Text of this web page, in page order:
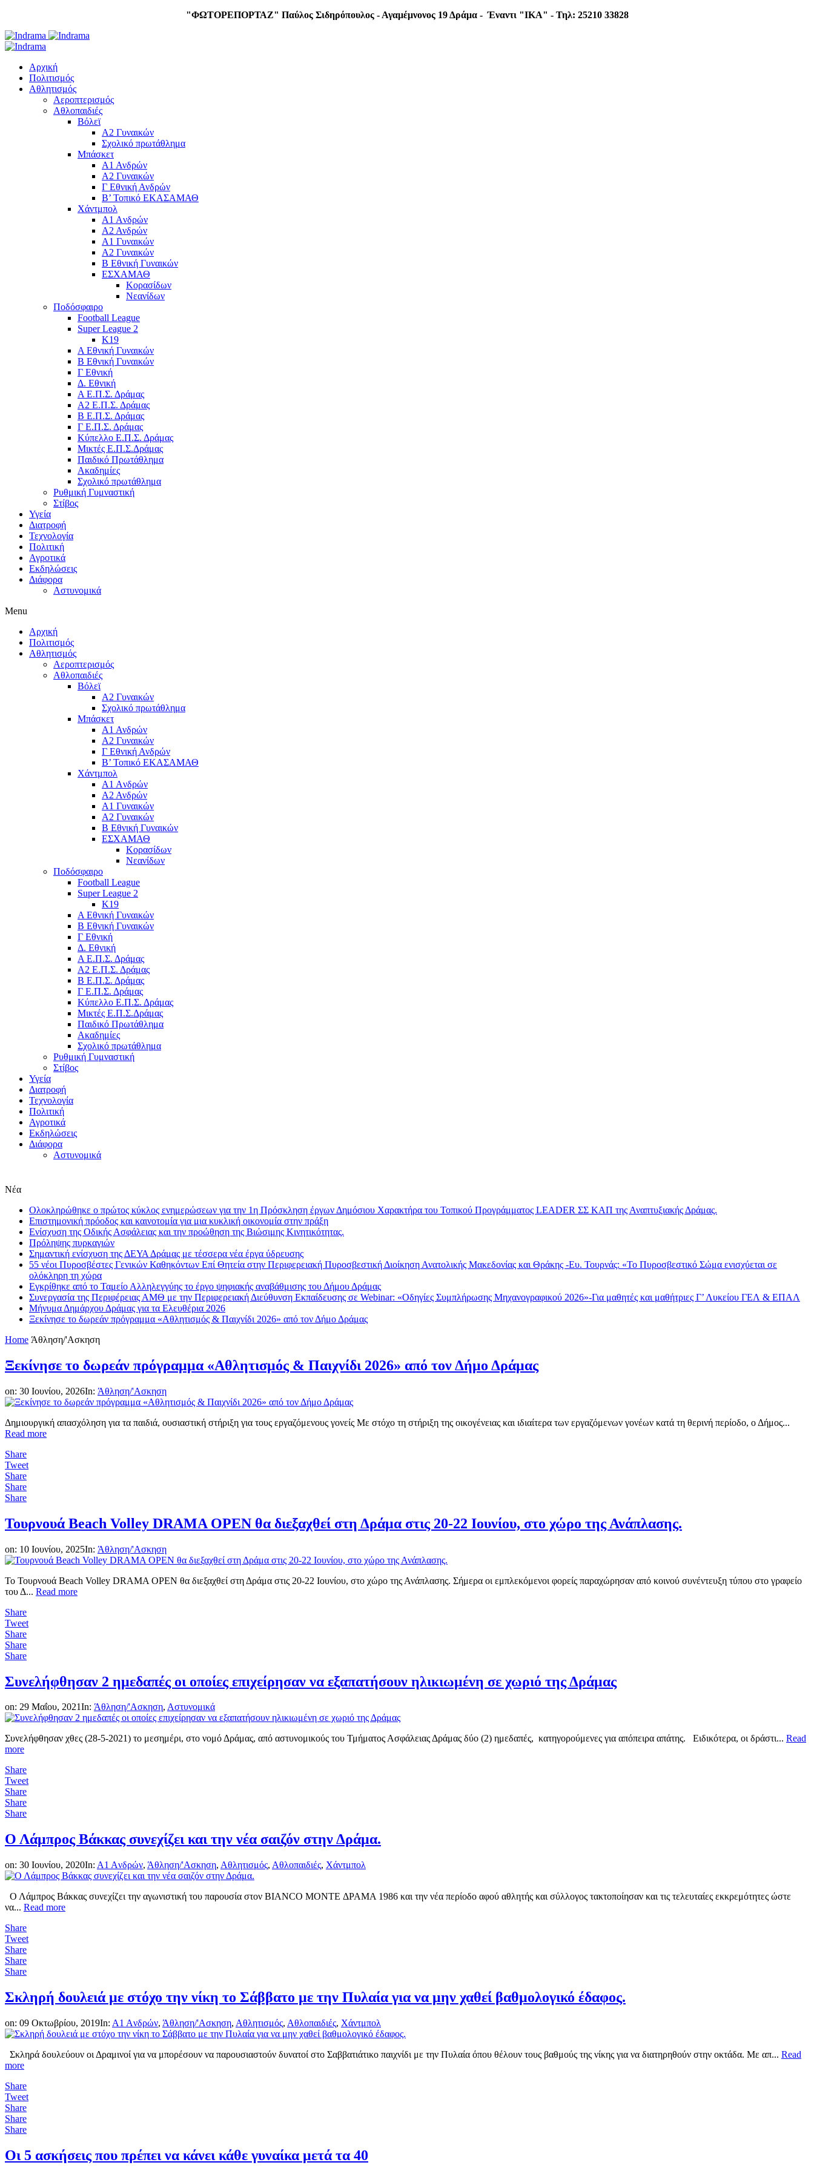
"ΦΩΤΟΡΕΠΟΡΤΑΖ" Παύλος Σιδηρόπουλος - Αγαμέμνονος 19 Δράμα - Έναντι "IKA" - Τηλ: 25210 33828
Αρχική
Πολιτισμός
Αθλητισμός
Αεροπτερισμός
Αθλοπαιδιές
Βόλεϊ
Α2 Γυναικών
Σχολικό πρωτάθλημα
Μπάσκετ
Α1 Ανδρών
Α2 Γυναικών
Γ Εθνική Ανδρών
Β’ Τοπικό ΕΚΑΣΑΜΑΘ
Χάντμπολ
A1 Aνδρών
Α2 Ανδρών
Α1 Γυναικών
Α2 Γυναικών
Β Εθνική Γυναικών
ΕΣΧΑΜΑΘ
Κορασίδων
Νεανίδων
Ποδόσφαιρο
Football League
Super League 2
Κ19
A Εθνική Γυναικών
Β Εθνική Γυναικών
Γ Εθνική
Δ. Εθνική
Α Ε.Π.Σ. Δράμας
Α2 Ε.Π.Σ. Δράμας
Β Ε.Π.Σ. Δράμας
Γ Ε.Π.Σ. Δράμας
Κύπελλο Ε.Π.Σ. Δράμας
Μικτές Ε.Π.Σ.Δράμας
Παιδικό Πρωτάθλημα
Ακαδημίες
Σχολικό πρωτάθλημα
Ρυθμική Γυμναστική
Στίβος
Υγεία
Διατροφή
Τεχνολογία
Πολιτική
Αγροτικά
Εκδηλώσεις
Διάφορα
Αστυνομικά
Menu
Αρχική
Πολιτισμός
Αθλητισμός
Αεροπτερισμός
Αθλοπαιδιές
Βόλεϊ
Α2 Γυναικών
Σχολικό πρωτάθλημα
Μπάσκετ
Α1 Ανδρών
Α2 Γυναικών
Γ Εθνική Ανδρών
Β’ Τοπικό ΕΚΑΣΑΜΑΘ
Χάντμπολ
A1 Aνδρών
Α2 Ανδρών
Α1 Γυναικών
Α2 Γυναικών
Β Εθνική Γυναικών
ΕΣΧΑΜΑΘ
Κορασίδων
Νεανίδων
Ποδόσφαιρο
Football League
Super League 2
Κ19
A Εθνική Γυναικών
Β Εθνική Γυναικών
Γ Εθνική
Δ. Εθνική
Α Ε.Π.Σ. Δράμας
Α2 Ε.Π.Σ. Δράμας
Β Ε.Π.Σ. Δράμας
Γ Ε.Π.Σ. Δράμας
Κύπελλο Ε.Π.Σ. Δράμας
Μικτές Ε.Π.Σ.Δράμας
Παιδικό Πρωτάθλημα
Ακαδημίες
Σχολικό πρωτάθλημα
Ρυθμική Γυμναστική
Στίβος
Υγεία
Διατροφή
Τεχνολογία
Πολιτική
Αγροτικά
Εκδηλώσεις
Διάφορα
Αστυνομικά
Νέα
Ολοκληρώθηκε ο πρώτος κύκλος ενημερώσεων για την 1η Πρόσκληση έργων Δημόσιου Χαρακτήρα του Τοπικού Προγράμματος LEADER ΣΣ ΚΑΠ της Αναπτυξιακής Δράμας.
Επιστημονική πρόοδος και καινοτομία για μια κυκλική οικονομία στην πράξη
Eνίσχυση της Οδικής Ασφάλειας και την προώθηση της Βιώσιμης Κινητικότητας.
Πρόληψης πυρκαγιών
Σημαντική ενίσχυση της ΔΕΥΑ Δράμας με τέσσερα νέα έργα ύδρευσης
55 νέοι Πυροσβέστες Γενικών Καθηκόντων Επί Θητεία στην Περιφερειακή Πυροσβεστική Διοίκηση Ανατολικής Μακεδονίας και Θράκης -Ευ. Τουρνάς: «Το Πυροσβεστικό Σώμα ενισχύεται σε
ολόκληρη τη χώρα
Εγκρίθηκε από το Ταμείο Αλληλεγγύης το έργο ψηφιακής αναβάθμισης του Δήμου Δράμας
Συνεργασία της Περιφέρειας ΑΜΘ με την Περιφερειακή Διεύθυνση Εκπαίδευσης σε Webinar: «Οδηγίες Συμπλήρωσης Μηχανογραφικού 2026»-Για μαθητές και μαθήτριες Γ’ Λυκείου ΓΕΛ & ΕΠΑΛ
Μήνυμα Δημάρχου Δράμας για τα Ελευθέρια 2026
Ξεκίνησε το δωρεάν πρόγραμμα «Αθλητισμός & Παιχνίδι 2026» από τον Δήμο Δράμας
Home Άθληση/'Ασκηση
Ξεκίνησε το δωρεάν πρόγραμμα «Αθλητισμός & Παιχνίδι 2026» από τον Δήμο Δράμας
on: 30 Ιουνίου, 2026In: Άθληση/'Ασκηση
Δημιουργική απασχόληση για τα παιδιά, ουσιαστική στήριξη για τους εργαζόμενους γονείς Με στόχο τη στήριξη της οικογένειας και ιδιαίτερα των εργαζόμενων γονέων κατά τη θερινή περίοδο, ο Δήμος...
Read more
Share
Tweet
Share
Share
Share
Τουρνουά Beach Volley DRAMA OPEN θα διεξαχθεί στη Δράμα στις 20-22 Ιουνίου, στο χώρο της Ανάπλασης.
on: 10 Ιουνίου, 2025In: Άθληση/'Ασκηση
To Τουρνουά Beach Volley DRAMA OPEN θα διεξαχθεί στη Δράμα στις 20-22 Ιουνίου, στο χώρο της Ανάπλασης. Σήμερα οι εμπλεκόμενοι φορείς παραχώρησαν από κοινού συνέντευξη τύπου στο γραφείο
του Δ... Read more
Share
Tweet
Share
Share
Share
Συνελήφθησαν 2 ημεδαπές οι οποίες επιχείρησαν να εξαπατήσουν ηλικιωμένη σε χωριό της Δράμας
on: 29 Μαΐου, 2021In: Άθληση/'Ασκηση, Αστυνομικά
Συνελήφθησαν χθες (28-5-2021) το μεσημέρι, στο νομό Δράμας, από αστυνομικούς του Τμήματος Ασφάλειας Δράμας δύο (2) ημεδαπές, κατηγορούμενες για απόπειρα απάτης. Ειδικότερα, οι δράστι... Read
more
Share
Tweet
Share
Share
Share
Ο Λάμπρος Βάκκας συνεχίζει και την νέα σαιζόν στην Δράμα.
on: 30 Ιουνίου, 2020In: A1 Aνδρών, Άθληση/'Ασκηση, Αθλητισμός, Αθλοπαιδιές, Χάντμπολ
Ο Λάμπρος Βάκκας συνεχίζει την αγωνιστική του παρουσία στον BIANCO MONTE ΔΡΑΜΑ 1986 και την νέα περίοδο αφού αθλητής και σύλλογος τακτοποίησαν και τις τελευταίες εκκρεμότητες ώστε
να... Read more
Share
Tweet
Share
Share
Share
Σκληρή δουλειά με στόχο την νίκη το Σάββατο με την Πυλαία για να μην χαθεί βαθμολογικό έδαφος.
on: 09 Οκτωβρίου, 2019In: A1 Aνδρών, Άθληση/'Ασκηση, Αθλητισμός, Αθλοπαιδιές, Χάντμπολ
Σκληρά δουλεύουν οι Δραμινοί για να μπορέσουν να παρουσιαστούν δυνατοί στο Σαββατιάτικο παιχνίδι με την Πυλαία όπου θέλουν τους βαθμούς της νίκης για να διατηρηθούν στην οκτάδα. Με απ... Read
more
Share
Tweet
Share
Share
Share
Οι 5 ασκήσεις που πρέπει να κάνει κάθε γυναίκα μετά τα 40